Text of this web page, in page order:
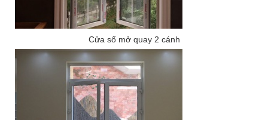
Cửa sổ mở quay 2 cánh